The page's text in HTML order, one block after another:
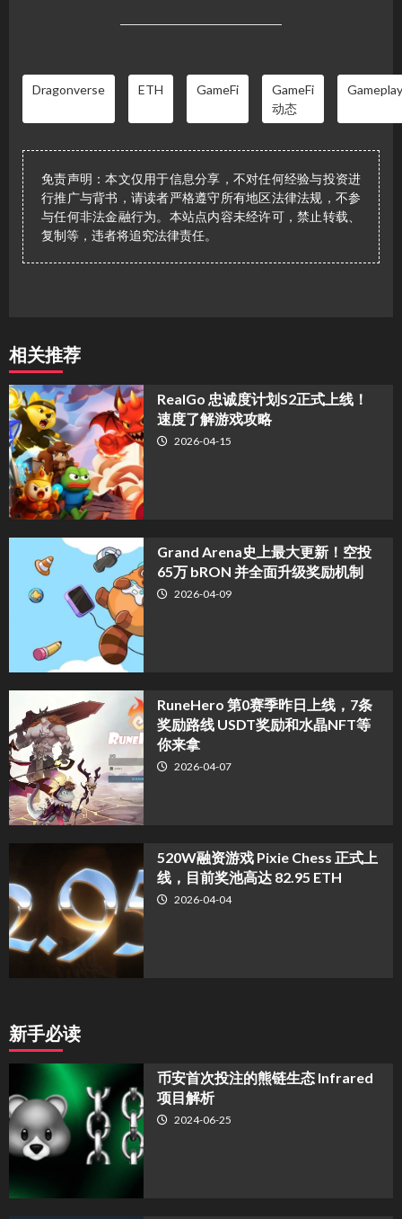
Dragonverse ETH GameFi
GameFi
动态
Gameplay
免责声明：本文仅用于信息分享，不对任何经验与投资进
行推广与背书，请读者严格遵守所有地区法律法规，不参
与任何非法金融行为。本站点内容未经许可，禁止转载、
复制等，违者将追究法律责任。
相关推荐
​RealGo 忠诚度计划S2正式上线！
速度了解游戏攻略
2026-04-15
Grand Arena史上最大更新！空投
65万 bRON 并全面升级奖励机制
2026-04-09
RuneHero 第0赛季昨日上线，7条
奖励路线 USDT奖励和水晶NFT等
你来拿
2026-04-07
520W融资游戏 Pixie Chess 正式上
线，目前奖池高达 82.95 ETH
2026-04-04
新手必读
币安首次投注的熊链生态 Infrared
项目解析
2024-06-25